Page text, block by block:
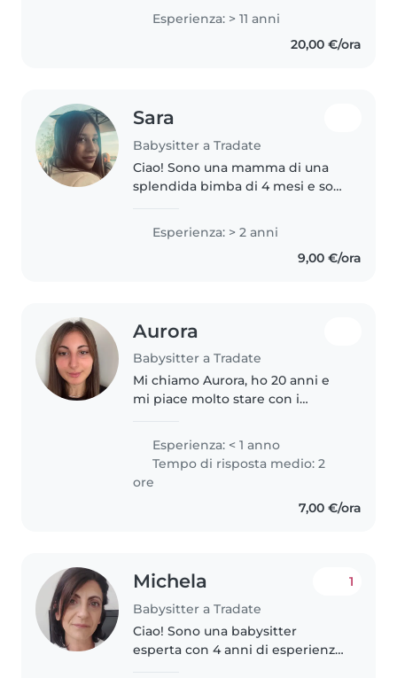
Sono una persona responsabile,
amichevole e divertente.
Possiedo diverse competenze,..
Esperienza: > 11 anni
20,00 €/ora
Sara
Babysitter a Tradate
Ciao! Sono una mamma di una
splendida bimba di 4 mesi e so
attenta e affidabile. Amo stare
Esperienza: > 2 anni
9,00 €/ora
Aurora
Babysitter a Tradate
Mi chiamo Aurora, ho 20 anni e
mi piace molto stare con i
paziente, responsabile e
affidabile. Ho fatto esperienza
prendendomi cura dei miei
Esperienza: < 1 anno
Tempo di risposta medio: 2
ore
7,00 €/ora
Michela
Babysitter a Tradate
1
Ciao! Sono una babysitter
esperta con 4 anni di esperienza,